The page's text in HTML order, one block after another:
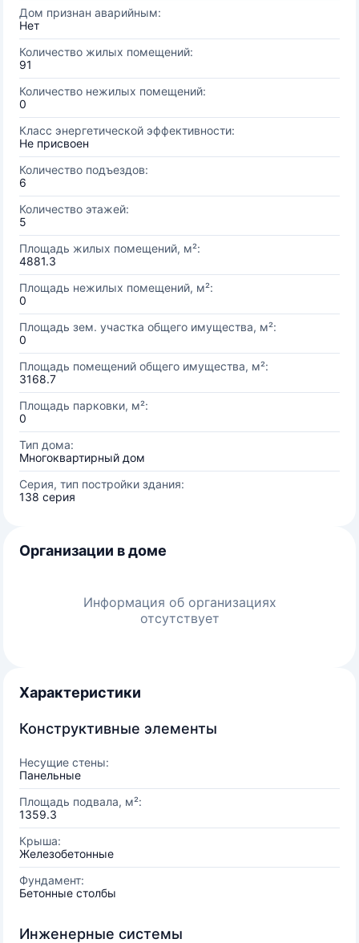
Дом признан аварийным:
Нет
Количество жилых помещений:
91
Количество нежилых помещений:
0
Класс энергетической эффективности:
Не присвоен
Количество подъездов:
6
Количество этажей:
5
Площадь жилых помещений, м²:
4881.3
Площадь нежилых помещений, м²:
0
Площадь зем. участка общего имущества, м²:
0
Площадь помещений общего имущества, м²:
3168.7
Площадь парковки, м²:
0
Тип дома:
Многоквартирный дом
Серия, тип постройки здания:
138 серия
Организации в доме
Информация об организациях
отсутствует
Характеристики
Конструктивные элементы
Несущие стены:
Панельные
Площадь подвала, м²:
1359.3
Крыша:
Железобетонные
Фундамент:
Бетонные столбы
Инженерные системы